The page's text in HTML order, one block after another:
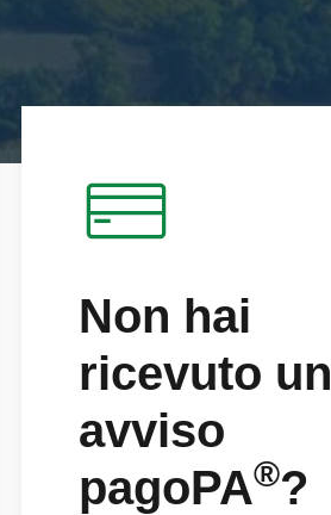
Non hai
ricevuto un
avviso
pagoPA®?